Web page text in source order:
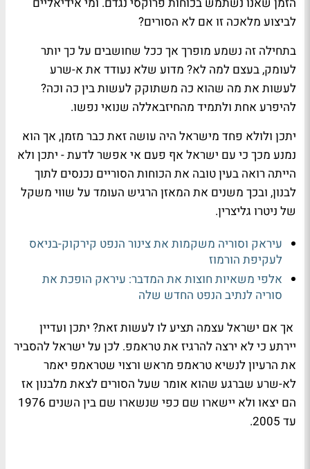
לביצוע מלאכה זו אם לא הסורים?
בתחילה זה נשמע מופרך אך ככל שחושבים על כך יותר
לעומק, בעצם למה לא? מדוע שלא נעודד את א-שרע
לעשות את מה שהוא כה משתוקק לעשות בין כה וכה?
להיפרע אחת ולתמיד מהחיזבאללה שנואי נפשו.
יתכן ולולא פחד מישראל היה עושה זאת כבר מזמן, אך הוא
נמנע מכך כי עם ישראל אף פעם אי אפשר לדעת - יתכן ולא
הייתה רואה בעין טובה את הכוחות הסוריים נכנסים לתוך
לבנון, ובכך משנים את המאזן הרגיש העומד על שווי משקל
של ניטרו גליצרין.
עיראק וסוריה משקמות את צינור הנפט קירקוק-בניאס
לעקיפת הורמוז
אלפי משאיות חוצות את המדבר: עיראק הופכת את
סוריה לנתיב הנפט החדש שלה
אך אם ישראל עצמה תציע לו לעשות זאת? יתכן ועדיין
יירתע כי לא ירצה להרגיז את טראמפ. לכן על ישראל להסביר
את הרעיון לנשיא טראמפ מראש ורצוי שטראמפ יאמר
לא-שרע שברגע שהוא אומר שעל הסורים לצאת מלבנון אז
הם יצאו ולא יישארו שם כפי שנשארו שם בין השנים 1976
עד 2005.